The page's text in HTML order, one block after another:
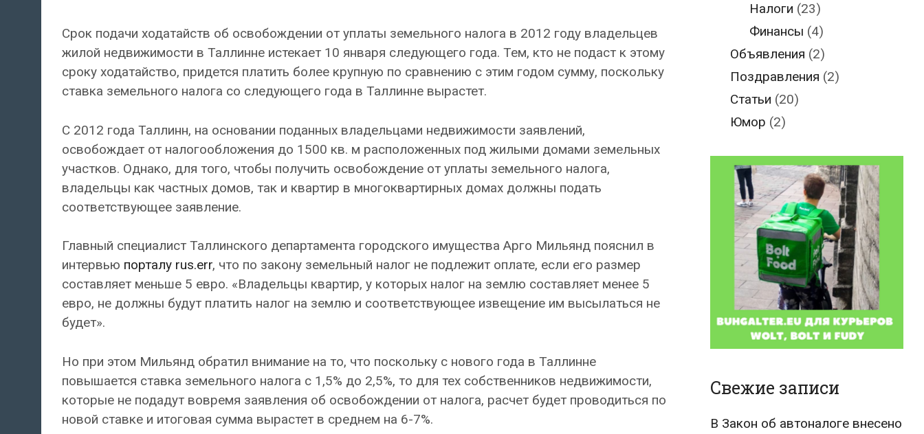
Срок подачи ходатайств об освобождении от уплаты земельного налога в 2012 году владельцев
жилой недвижимости в Таллинне истекает 10 января следующего года. Тем, кто не подаст к этому
сроку ходатайство, придется платить более крупную по сравнению с этим годом сумму, поскольку
ставка земельного налога со следующего года в Таллинне вырастет.
С 2012 года Таллинн, на основании поданных владельцами недвижимости заявлений,
освобождает от налогообложения до 1500 кв. м расположенных под жилыми домами земельных
участков. Однако, для того, чтобы получить освобождение от уплаты земельного налога,
владельцы как частных домов, так и квартир в многоквартирных домах должны подать
соответствующее заявление.
Главный специалист Таллинского департамента городского имущества Арго Мильянд пояснил в
интервью порталу rus.err, что по закону земельный налог не подлежит оплате, если его размер
составляет меньше 5 евро. «Владельцы квартир, у которых налог на землю составляет менее 5
евро, не должны будут платить налог на землю и соответствующее извещение им высылаться не
будет».
Но при этом Мильянд обратил внимание на то, что поскольку с нового года в Таллинне
повышается ставка земельного налога с 1,5% до 2,5%, то для тех собственников недвижимости,
которые не подадут вовремя заявления об освобождении от налога, расчет будет проводиться по
новой ставке и итоговая сумма вырастет в среднем на 6-7%.
Налоги (23)
Финансы (4)
Объявления (2)
Поздравления (2)
Статьи (20)
Юмор (2)
Свежие записи
В Закон об автоналоге внесено